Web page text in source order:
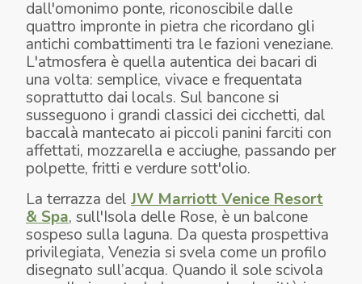
dall'omonimo ponte, riconoscibile dalle
quattro impronte in pietra che ricordano gli
antichi combattimenti tra le fazioni veneziane.
L'atmosfera è quella autentica dei bacari di
una volta: semplice, vivace e frequentata
soprattutto dai locals. Sul bancone si
susseguono i grandi classici dei cicchetti, dal
baccalà mantecato ai piccoli panini farciti con
affettati, mozzarella e acciughe, passando per
polpette, fritti e verdure sott'olio.
La terrazza del JW Marriott Venice Resort
& Spa, sull'Isola delle Rose, è un balcone
sospeso sulla laguna. Da questa prospettiva
privilegiata, Venezia si svela come un profilo
disegnato sull’acqua. Quando il sole scivola